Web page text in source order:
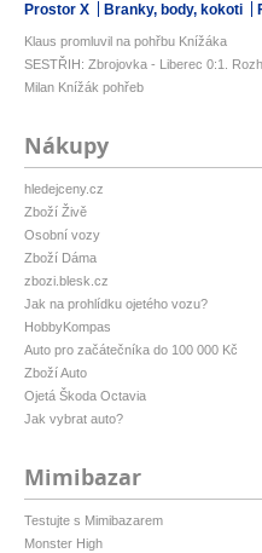
Prostor X Branky, body, kokoti
Klaus promluvil na pohřbu Knížáka
SESTŘIH: Zbrojovka - Liberec 0:1.
Milan Knížák pohřeb
Nákupy
hledejceny.cz
Zboží Živě
Osobní vozy
Zboží Dáma
zbozi.blesk.cz
Jak na prohlídku ojetého vozu?
HobbyKompas
Auto pro začátečníka do 100 000 Kč
Zboží Auto
Ojetá Škoda Octavia
Jak vybrat auto?
Mimibazar
Testujte s Mimibazarem
Monster High